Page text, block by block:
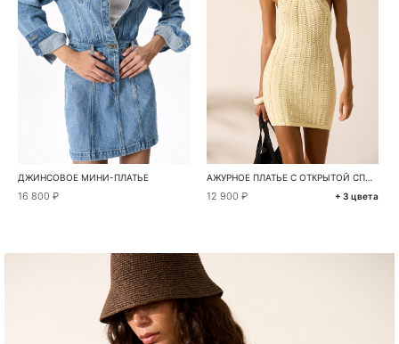
ДЖИНСОВОЕ МИНИ-ПЛАТЬЕ
16 800 ₽
АЖУРНОЕ ПЛАТЬЕ С ОТКРЫТОЙ СПИНОЙ
12 900 ₽ + 3 цвета